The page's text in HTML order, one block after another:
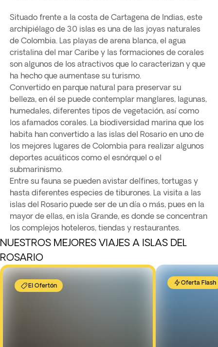
Situado frente a la costa de Cartagena de Indias, este
archipiélago de 30 islas es una de las joyas naturales
de Colombia. Las playas de arena blanca, el agua
cristalina del mar Caribe y las formaciones de corales
son algunos de los atractivos que lo caracterizan y que
ha hecho que aumentase su turismo.
Convertido en parque natural para preservar su
belleza, en él se puede contemplar manglares, lagunas,
humedales, diferentes tipos de vegetación, así como
los afamados corales. La biodiversidad marina que los
habita han convertido a las islas del Rosario en uno de
los mejores lugares de Colombia para realizar algunos
deportes acuáticos como el esnórquel o el
submarinismo.
Entre su fauna se pueden avistar delfines, tortugas y
hasta diferentes especies de tiburones. La visita a las
islas del Rosario puede ser de un día o más, pues en la
mayor de ellas, en isla Grande, es donde se concentran
los complejos hoteleros, tiendas y restaurantes.
NUESTROS MEJORES VIAJES A ISLAS DEL
ROSARIO
El Ofertón Oferta Flash